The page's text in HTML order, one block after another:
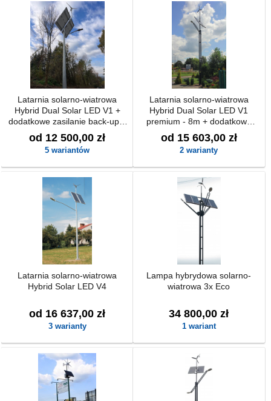
Latarnia solarno-wiatrowa
Hybrid Dual Solar LED V1 +
dodatkowe zasilanie back-up z
możliwością podłączenia do
230V
od 12 500,00 zł
5 wariantów
Latarnia solarno-wiatrowa
Hybrid Dual Solar LED V1
premium - 8m + dodatkowe
zasilanie back-up z możliwością
podłączenia do 230V
od 15 603,00 zł
2 warianty
Latarnia solarno-wiatrowa
Hybrid Solar LED V4
od 16 637,00 zł
3 warianty
Lampa hybrydowa solarno-
wiatrowa 3x Eco
34 800,00 zł
1 wariant